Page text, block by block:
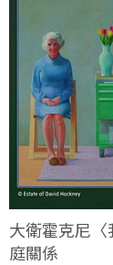
大衛霍克尼
庭關係